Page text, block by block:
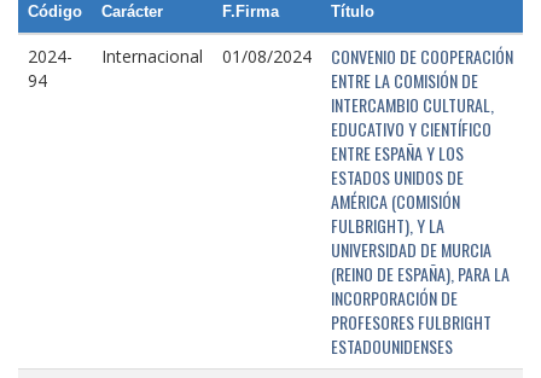
Código Carácter F.Firma Título
2024-
94
Internacional 01/08/2024
CONVENIO DE COOPERACIÓN
ENTRE LA COMISIÓN DE
INTERCAMBIO CULTURAL,
EDUCATIVO Y CIENTÍFICO
ENTRE ESPAÑA Y LOS
ESTADOS UNIDOS DE
AMÉRICA (COMISIÓN
FULBRIGHT), Y LA
UNIVERSIDAD DE MURCIA
(REINO DE ESPAÑA), PARA LA
INCORPORACIÓN DE
PROFESORES FULBRIGHT
ESTADOUNIDENSES